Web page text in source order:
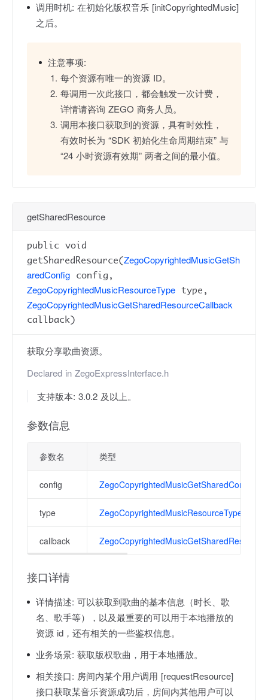
调用时机: 在初始化版权音乐 [initCopyrightedMusic]
之后。
注意事项:
每个资源有唯一的资源 ID。
每调用一次此接口，都会触发一次计费，
详情请咨询 ZEGO 商务人员。
调用本接口获取到的资源，具有时效性，
有效时长为 “SDK 初始化生命周期结束” 与
“24 小时资源有效期” 两者之间的最小值。
getSharedResource
public void
getSharedResource(ZegoCopyrightedMusicGetSh
aredConfig config,
ZegoCopyrightedMusicResourceType type,
ZegoCopyrightedMusicGetSharedResourceCallback
callback)
获取分享歌曲资源。
Declared in ZegoExpressInterface.h
支持版本: 3.0.2 及以上。
参数信息
参数名 类型
config ZegoCopyrightedMusicGetSharedConfig
type ZegoCopyrightedMusicResourceType
callback
接口详情
详情描述: 可以获取到歌曲的基本信息（时长、歌
名、歌手等），以及最重要的可以用于本地播放的
资源 id，还有相关的一些鉴权信息。
业务场景: 获取版权歌曲，用于本地播放。
相关接口: 房间内某个用户调用 [requestResource]
接口获取某音乐资源成功后，房间内其他用户可以